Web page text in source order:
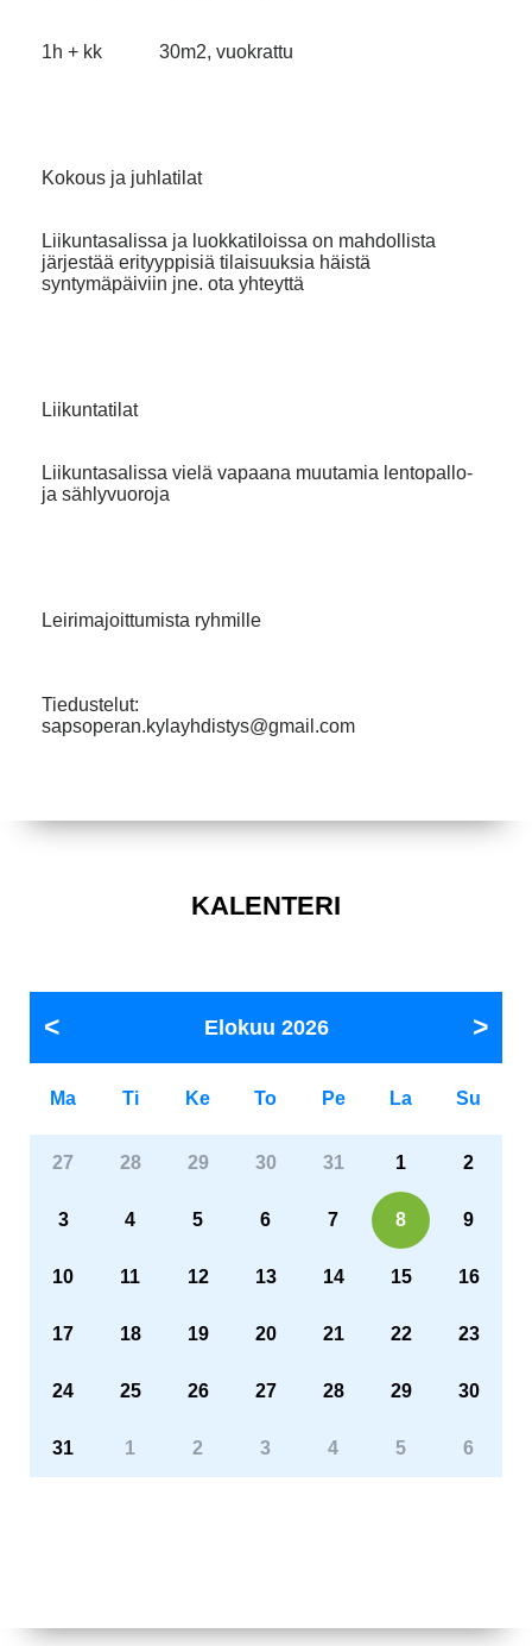
1h + kk 30m2, vuokrattu
Kokous ja juhlatilat
Liikuntasalissa ja luokkatiloissa on mahdollista
järjestää erityyppisiä tilaisuuksia häistä
syntymäpäiviin jne. ota yhteyttä
Liikuntatilat
Liikuntasalissa vielä vapaana muutamia lentopallo-
ja sählyvuoroja
Leirimajoittumista ryhmille
Tiedustelut:
sapsoperan.kylayhdistys@gmail.com
KALENTERI
Elokuu 2026
Ma Ti Ke To Pe La Su
27 28 29 30 31 1 2
3 4 5 6 7 8 9
10 11 12 13 14 15 16
17 18 19 20 21 22 23
24 25 26 27 28 29 30
31 1 2 3 4 5 6